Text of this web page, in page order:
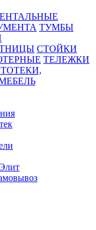
ТУМБЫ
СТОЙКИ
ТЕЛЕЖКИ